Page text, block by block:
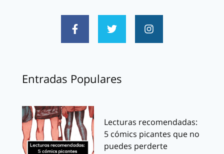
Entradas Populares
Lecturas recomendadas:
5 cómics picantes que no
puedes perderte